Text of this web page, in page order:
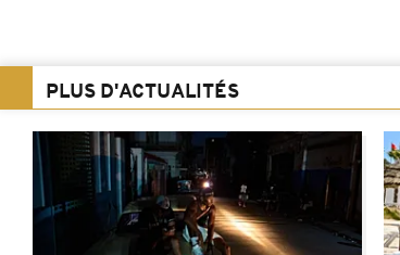
PLUS D'ACTUALITÉS